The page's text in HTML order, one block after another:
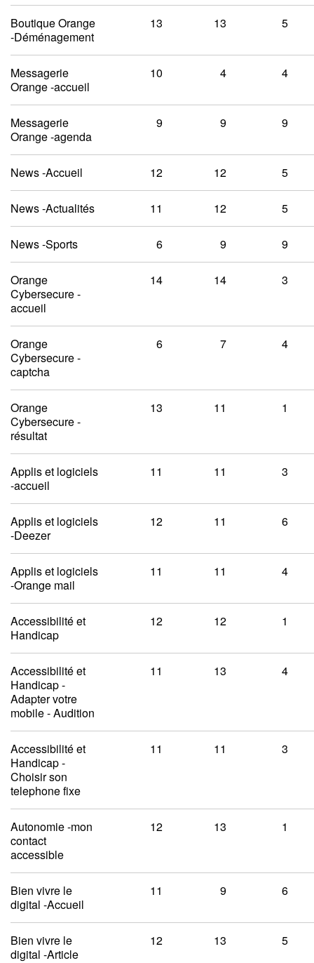
Boutique Orange
-Déménagement
13 13 5
Messagerie
Orange -accueil
10 4 4
Messagerie
Orange -agenda
9 9 9
News -Accueil 12 12 5
News -Actualités 11 12 5
News -Sports 6 9 9
Orange
Cybersecure -
accueil
14 14 3
Orange
Cybersecure -
captcha
6 7 4
Orange
Cybersecure -
résultat
13 11 1
Applis et logiciels
-accueil
11 11 3
Applis et logiciels
-Deezer
12 11 6
Applis et logiciels
-Orange mail
11 11 4
Accessibilité et
Handicap
12 12 1
Accessibilité et
Handicap -
Adapter votre
mobile - Audition
11 13 4
Accessibilité et
Handicap -
Choisir son
telephone fixe
11 11 3
Autonomie -mon
contact
accessible
12 13 1
Bien vivre le
digital -Accueil
11 9 6
Bien vivre le
digital -Article
12 13 5